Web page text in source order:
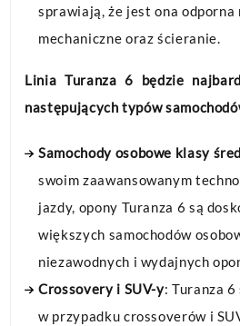
sprawiają, że jest ona odporna
mechaniczne oraz ścieranie.
Linia Turanza 6 będzie
następujących typów
Samochody osobowe klasy
swoim zaawansowanym
jazdy, opony Turanza 6 są
większych samochodów
niezawodnych i wydajnych
Crossovery i SUV-y: Turanza
w przypadku crossoverów i